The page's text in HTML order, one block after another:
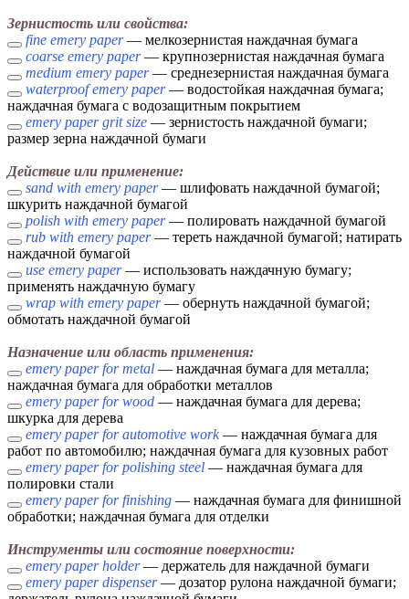
Зернистость или свойства:
fine emery paper— мелкозернистая наждачная бумага
coarse emery paper— крупнозернистая наждачная бумага
medium emery paper— среднезернистая наждачная бумага
waterproof emery paper— водостойкая наждачная бумага;
наждачная бумага с водозащитным покрытием
emery paper grit size — зернистость наждачной бумаги;
размер зерна наждачной бумаги
Действие или применение:
sand with emery paper— шлифовать наждачной бумагой;
шкурить наждачной бумагой
polish with emery paper— полировать наждачной бумагой
rub with emery paper— тереть наждачной бумагой; натирать
наждачной бумагой
use emery paper— использовать наждачную бумагу;
применять наждачную бумагу
wrap with emery paper— обернуть наждачной бумагой;
обмотать наждачной бумагой
Назначение или область применения:
emery paper for metal — наждачная бумага для металла;
наждачная бумага для обработки металлов
emery paper for wood — наждачная бумага для дерева;
шкурка для дерева
emery paper for automotive work— наждачная бумага для
работ по автомобилю; наждачная бумага для кузовных работ
emery paper for polishing steel — наждачная бумага для
полировки стали
emery paper for finishing — наждачная бумага для финишной
обработки; наждачная бумага для отделки
Инструменты или состояние поверхности:
emery paper holder— держатель для наждачной бумаги
emery paper dispenser— дозатор рулона наждачной бумаги;